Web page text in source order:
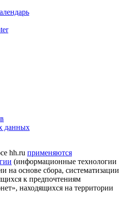
данных
hh.ru применяются
(информационные технологии
на основе сбора, систематизации
к предпочтениям
находящихся на территории